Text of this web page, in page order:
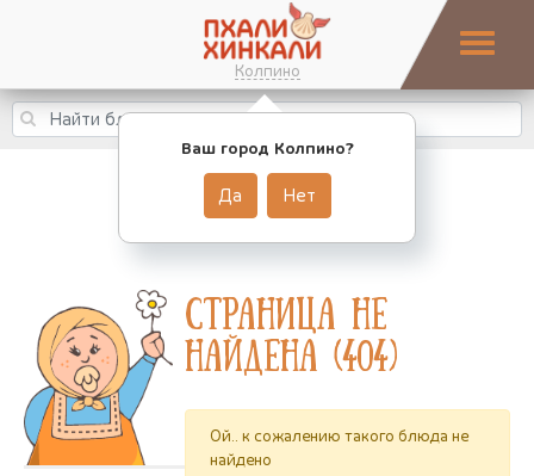
Колпино
Ваш город Колпино?
Да Нет
Страница не
найдена (404)
Ой.. к сожалению такого блюда не
найдено